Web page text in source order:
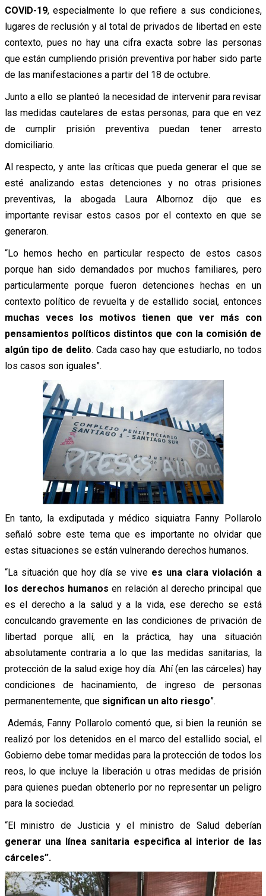
COVID-19, especialmente lo que refiere a sus condiciones,
lugares de reclusión y al total de privados de libertad en este
contexto, pues no hay una cifra exacta sobre las personas
que están cumpliendo prisión preventiva por haber sido parte
de las manifestaciones a partir del 18 de octubre.
Junto a ello se planteó la necesidad de intervenir para revisar
las medidas cautelares de estas personas, para que en vez
de cumplir prisión preventiva puedan tener arresto
domiciliario.
Al respecto, y ante las críticas que pueda generar el que se
esté analizando estas detenciones y no otras prisiones
preventivas, la abogada Laura Albornoz dijo que es
importante revisar estos casos por el contexto en que se
generaron.
“Lo hemos hecho en particular respecto de estos casos
porque han sido demandados por muchos familiares, pero
particularmente porque fueron detenciones hechas en un
contexto político de revuelta y de estallido social, entonces
muchas veces los motivos tienen que ver más con
pensamientos políticos distintos que con la comisión de
algún tipo de delito. Cada caso hay que estudiarlo, no todos
los casos son iguales”.
En tanto, la exdiputada y médico siquiatra Fanny Pollarolo
señaló sobre este tema que es importante no olvidar que
estas situaciones se están vulnerando derechos humanos.
“La situación que hoy día se vive es una clara violación a
los derechos humanos en relación al derecho principal que
es el derecho a la salud y a la vida, ese derecho se está
conculcando gravemente en las condiciones de privación de
libertad porque allí, en la práctica, hay una situación
absolutamente contraria a lo que las medidas sanitarias, la
protección de la salud exige hoy día. Ahí (en las cárceles) hay
condiciones de hacinamiento, de ingreso de personas
permanentemente, que significan un alto riesgo”.
Además, Fanny Pollarolo comentó que, si bien la reunión se
realizó por los detenidos en el marco del estallido social, el
Gobierno debe tomar medidas para la protección de todos los
reos, lo que incluye la liberación u otras medidas de prisión
para quienes puedan obtenerlo por no representar un peligro
para la sociedad.
“El ministro de Justicia y el ministro de Salud deberían
generar una línea sanitaria especifica al interior de las
cárceles”.